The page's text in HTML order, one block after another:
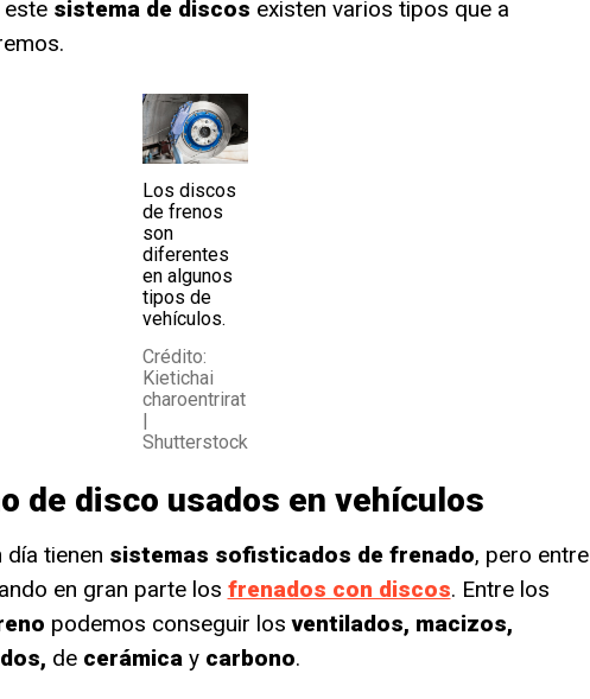
este sistema de discos existen varios tipos que a
Los discos
de frenos
son
diferentes
en algunos
tipos de
vehículos.
Crédito:
Kietichai
charoentrirat
|
Shutterstock
de disco usados en vehículos
día tienen sistemas sofisticados de frenado, pero entre
en gran parte los frenados con discos. Entre los
podemos conseguir losventilados, macizos,
decerámica ycarbono.